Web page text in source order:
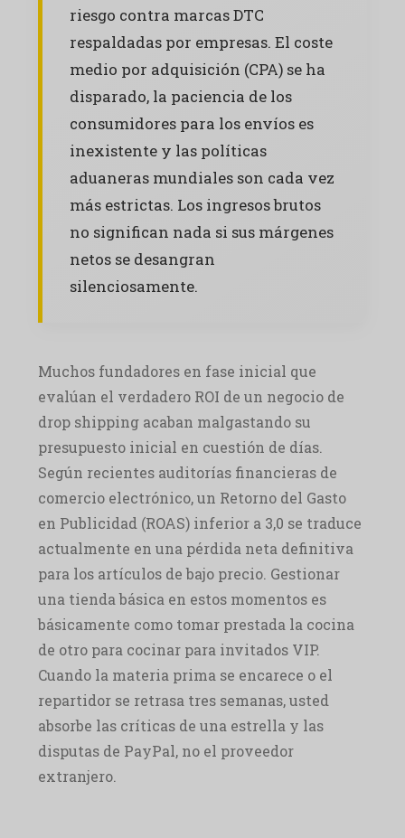
riesgo contra marcas DTC
respaldadas por empresas. El coste
medio por adquisición (CPA) se ha
disparado, la paciencia de los
consumidores para los envíos es
inexistente y las políticas
aduaneras mundiales son cada vez
más estrictas. Los ingresos brutos
no significan nada si sus márgenes
netos se desangran
silenciosamente.
Muchos fundadores en fase inicial que
evalúan el verdadero ROI de un negocio de
drop shipping acaban malgastando su
presupuesto inicial en cuestión de días.
Según recientes auditorías financieras de
comercio electrónico, un Retorno del Gasto
en Publicidad (ROAS) inferior a 3,0 se traduce
actualmente en una pérdida neta definitiva
para los artículos de bajo precio. Gestionar
una tienda básica en estos momentos es
básicamente como tomar prestada la cocina
de otro para cocinar para invitados VIP.
Cuando la materia prima se encarece o el
repartidor se retrasa tres semanas, usted
absorbe las críticas de una estrella y las
disputas de PayPal, no el proveedor
extranjero.